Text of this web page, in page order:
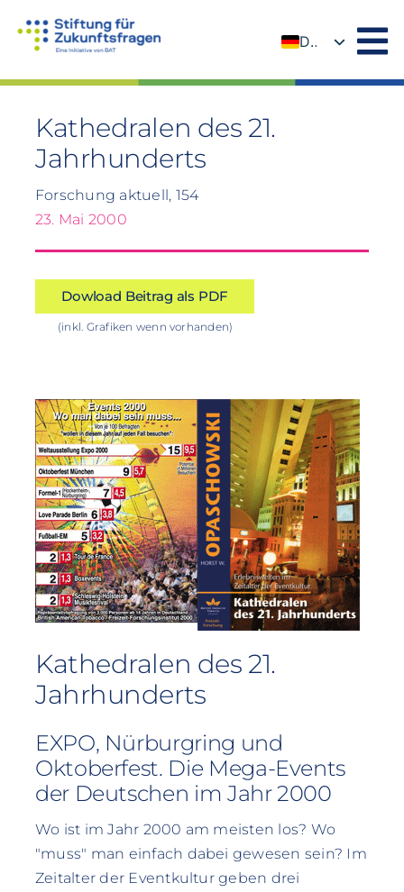
Inhalt
DE
Kathedralen des 21.
Jahrhunderts
Forschung aktuell, 154
23. Mai 2000
Dowload Beitrag als PDF
(inkl. Grafiken wenn vorhanden)
Kathedralen des 21.
Jahrhunderts
EXPO, Nürburgring und
Oktoberfest. Die Mega-Events
der Deutschen im Jahr 2000
Wo ist im Jahr 2000 am meisten los? Wo
"muss" man einfach dabei gewesen sein? Im
Zeitalter der Eventkultur geben drei